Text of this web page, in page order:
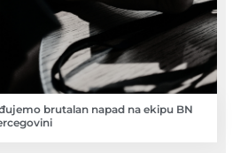
brutalan napad na ekipu BN